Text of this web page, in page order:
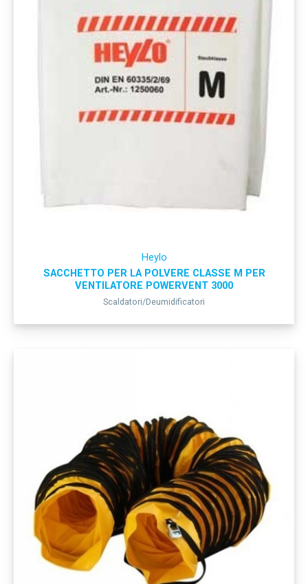
Heylo
SACCHETTO PER LA POLVERE CLASSE M PER
VENTILATORE POWERVENT 3000
Scaldatori/Deumidificatori